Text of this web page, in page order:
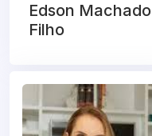
Edson Machado
Filho